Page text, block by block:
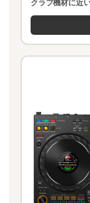
クラブ機材に近